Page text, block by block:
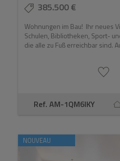
385.500 €
Wohnungen im Bau! Ihr neues
Schulen, Bibliotheken, Sport-
die alle zu Fuß erreichbar sind.
Ref. AM-1QM6IKY
NOUVEAU